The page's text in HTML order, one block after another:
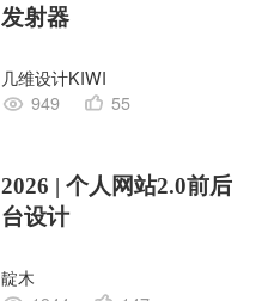
发射器
几维设计KIWI
949
55
2026 | 个人网站2.0前后
台设计
靛木